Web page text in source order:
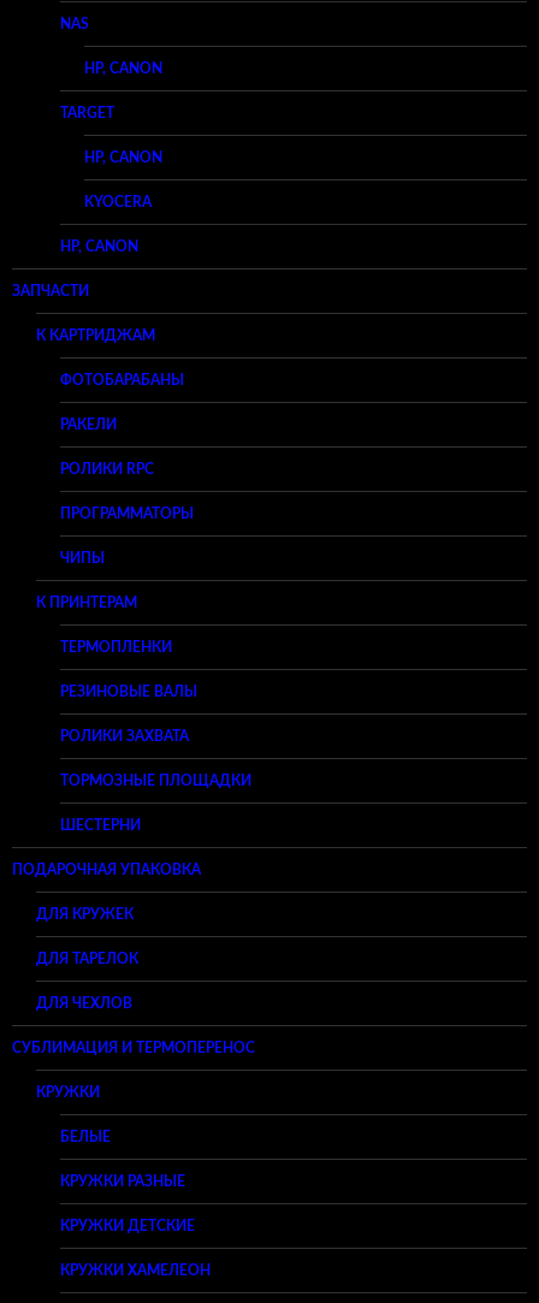
NAS
HP, CANON
TARGET
HP, CANON
KYOCERA
HP, CANON
ЗАПЧАСТИ
К КАРТРИДЖАМ
ФОТОБАРАБАНЫ
РАКЕЛИ
РОЛИКИ RPC
ПРОГРАММАТОРЫ
ЧИПЫ
К ПРИНТЕРАМ
ТЕРМОПЛЕНКИ
РЕЗИНОВЫЕ ВАЛЫ
РОЛИКИ ЗАХВАТА
ТОРМОЗНЫЕ ПЛОЩАДКИ
ШЕСТЕРНИ
ПОДАРОЧНАЯ УПАКОВКА
ДЛЯ КРУЖЕК
ДЛЯ ТАРЕЛОК
ДЛЯ ЧЕХЛОВ
СУБЛИМАЦИЯ И ТЕРМОПЕРЕНОС
КРУЖКИ
БЕЛЫЕ
КРУЖКИ РАЗНЫЕ
КРУЖКИ ДЕТСКИЕ
КРУЖКИ ХАМЕЛЕОН